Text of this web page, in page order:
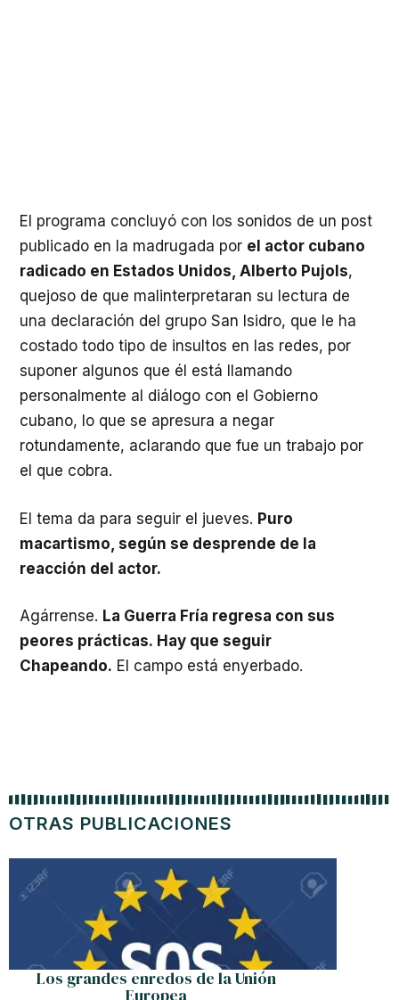
El programa concluyó con los sonidos de un post
publicado en la madrugada por el actor cubano
radicado en Estados Unidos, Alberto Pujols,
quejoso de que malinterpretaran su lectura de
una declaración del grupo San Isidro, que le ha
costado todo tipo de insultos en las redes, por
suponer algunos que él está llamando
personalmente al diálogo con el Gobierno
cubano, lo que se apresura a negar
rotundamente, aclarando que fue un trabajo por
el que cobra.
El tema da para seguir el jueves. Puro
macartismo, según se desprende de la
reacción del actor.
Agárrense. La Guerra Fría regresa con sus
peores prácticas. Hay que seguir
Chapeando. El campo está enyerbado.
OTRAS PUBLICACIONES
Los grandes enredos de la Unión
Europea